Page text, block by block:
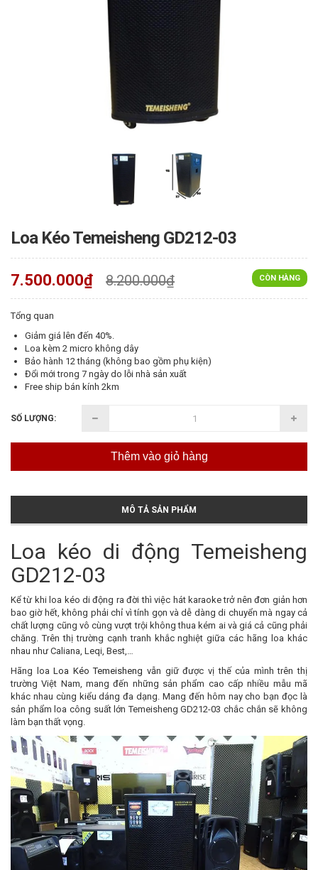
Loa Kéo Temeisheng GD212-03
CÒN HÀNG
7.500.000₫ 8.200.000₫
Tổng quan
Giảm giá lên đến 40%.
Loa kèm 2 micro không dây
Bảo hành 12 tháng (không bao gồm phụ kiện)
Đổi mới trong 7 ngày do lỗi nhà sản xuất
Free ship bán kính 2km
SỐ LƯỢNG:
Thêm vào giỏ hàng
MÔ TẢ SẢN PHẨM
Loa kéo di động Temeisheng
GD212-03
Kể từ khi loa kéo di động ra đời thì việc hát karaoke trở nên đơn giản hơn
bao giờ hết, không phải chỉ vì tính gọn và dễ dàng di chuyển mà ngay cả
chất lượng cũng vô cùng vượt trội không thua kém ai và giá cả cũng phải
chăng. Trên thị trường cạnh tranh khắc nghiệt giữa các hãng loa khác
nhau như Caliana, Leqi, Best,…
Hãng loaLoa Kéo Temeisheng vẫn giữ được vị thế của mình trên thị
trường Việt Nam, mang đến những sản phẩm cao cấp nhiều mẫu mã
khác nhau cùng kiểu dáng đa dạng. Mang đến hôm nay cho bạn đọc là
sản phẩm loa công suất lớn Temeisheng GD212-03 chắc chắn sẽ không
làm bạn thất vọng.